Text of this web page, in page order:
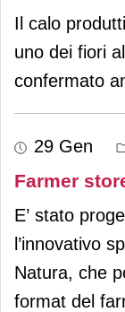
Il calo
uno dei fiori
confermato
29 Gen
Farmer
E’ stato
l’innovativo
Natura, che
format del